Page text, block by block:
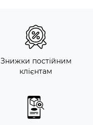
Знижки постійним
клієнтам